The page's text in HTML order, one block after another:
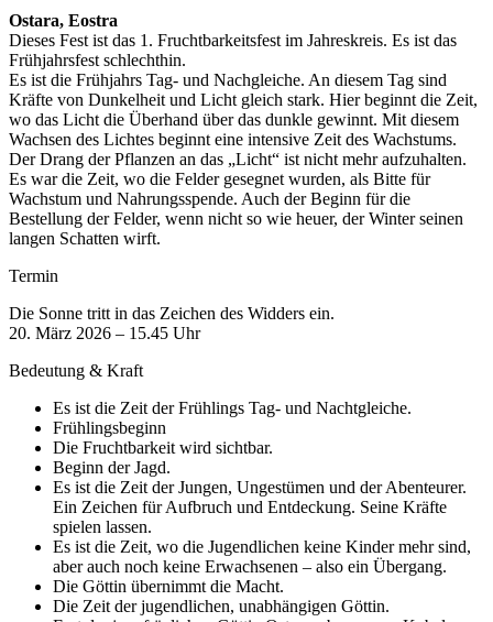
Ostara, Eostra
Dieses Fest ist das 1. Fruchtbarkeitsfest im Jahreskreis. Es ist das
Frühjahrsfest schlechthin.
Es ist die Frühjahrs Tag- und Nachgleiche. An diesem Tag sind
Kräfte von Dunkelheit und Licht gleich stark. Hier beginnt die Zeit,
wo das Licht die Überhand über das dunkle gewinnt. Mit diesem
Wachsen des Lichtes beginnt eine intensive Zeit des Wachstums.
Der Drang der Pflanzen an das „Licht“ ist nicht mehr aufzuhalten.
Es war die Zeit, wo die Felder gesegnet wurden, als Bitte für
Wachstum und Nahrungsspende. Auch der Beginn für die
Bestellung der Felder, wenn nicht so wie heuer, der Winter seinen
langen Schatten wirft.
Termin
Die Sonne tritt in das Zeichen des Widders ein.
20. März 2026 – 15.45 Uhr
Bedeutung & Kraft
Es ist die Zeit der Frühlings Tag- und Nachtgleiche.
Frühlingsbeginn
Die Fruchtbarkeit wird sichtbar.
Beginn der Jagd.
Es ist die Zeit der Jungen, Ungestümen und der Abenteurer.
Ein Zeichen für Aufbruch und Entdeckung. Seine Kräfte
spielen lassen.
Es ist die Zeit, wo die Jugendlichen keine Kinder mehr sind,
aber auch noch keine Erwachsenen – also ein Übergang.
Die Göttin übernimmt die Macht.
Die Zeit der jugendlichen, unabhängigen Göttin.